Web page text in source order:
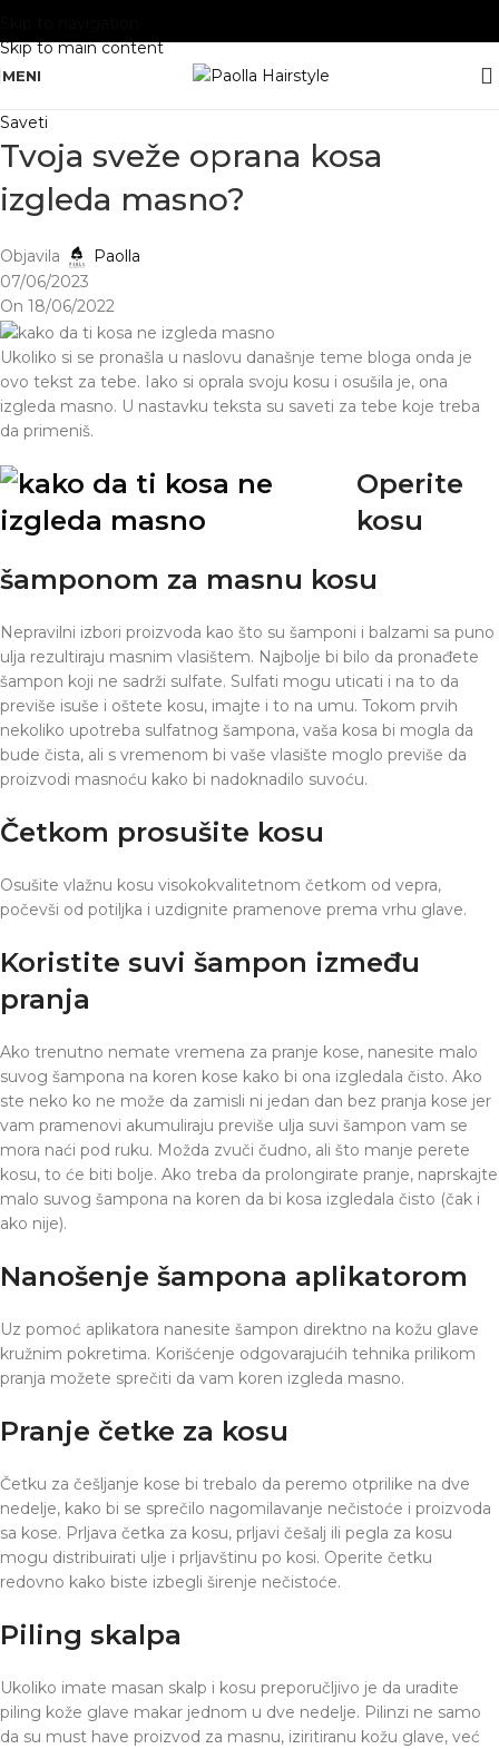
Skip to main content
MENI
Saveti
Tvoja sveže oprana kosa
izgleda masno?
Objavila
Paolla
07/06/2023
On 18/06/2022
Ukoliko si se pronašla u naslovu današnje teme bloga onda je
ovo tekst za tebe. Iako si oprala svoju kosu i osušila je, ona
izgleda masno. U nastavku teksta su saveti za tebe koje treba
da primeniš.
Operite
kosu
šamponom za masnu kosu
Nepravilni izbori proizvoda kao što su šamponi i balzami sa puno
ulja rezultiraju masnim vlasištem. Najbolje bi bilo da pronađete
šampon koji ne sadrži sulfate. Sulfati mogu uticati i na to da
previše isuše i oštete kosu, imajte i to na umu. Tokom prvih
nekoliko upotreba sulfatnog šampona, vaša kosa bi mogla da
bude čista, ali s vremenom bi vaše vlasište moglo previše da
proizvodi masnoću kako bi nadoknadilo suvoću.
Četkom prosušite kosu
Osušite vlažnu kosu visokokvalitetnom četkom od vepra,
počevši od potiljka i uzdignite pramenove prema vrhu glave.
Koristite suvi šampon između
pranja
Ako trenutno nemate vremena za pranje kose, nanesite malo
suvog šampona na koren kose kako bi ona izgledala čisto. Ako
ste neko ko ne može da zamisli ni jedan dan bez pranja kose jer
vam pramenovi akumuliraju previše ulja suvi šampon vam se
mora naći pod ruku. Možda zvuči čudno, ali što manje perete
kosu, to će biti bolje. Ako treba da prolongirate pranje, naprskajte
malo suvog šampona na koren da bi kosa izgledala čisto (čak i
ako nije).
Nanošenje šampona aplikatorom
Uz pomoć aplikatora nanesite šampon direktno na kožu glave
kružnim pokretima. Korišćenje odgovarajućih tehnika prilikom
pranja možete sprečiti da vam koren izgleda masno.
Pranje četke za kosu
Četku za češljanje kose bi trebalo da peremo otprilike na dve
nedelje, kako bi se sprečilo nagomilavanje nečistoće i proizvoda
sa kose. Prljava četka za kosu, prljavi češalj ili pegla za kosu
mogu distribuirati ulje i prljavštinu po kosi. Operite četku
redovno kako biste izbegli širenje nečistoće.
Piling skalpa
Ukoliko imate masan skalp i kosu preporučljivo je da uradite
piling kože glave makar jednom u dve nedelje. Pilinzi ne samo
da su must have proizvod za masnu, iziritiranu kožu glave, već